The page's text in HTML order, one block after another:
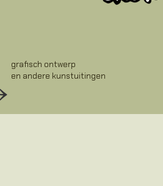
grafisch ontwerp
en andere kunstuitingen